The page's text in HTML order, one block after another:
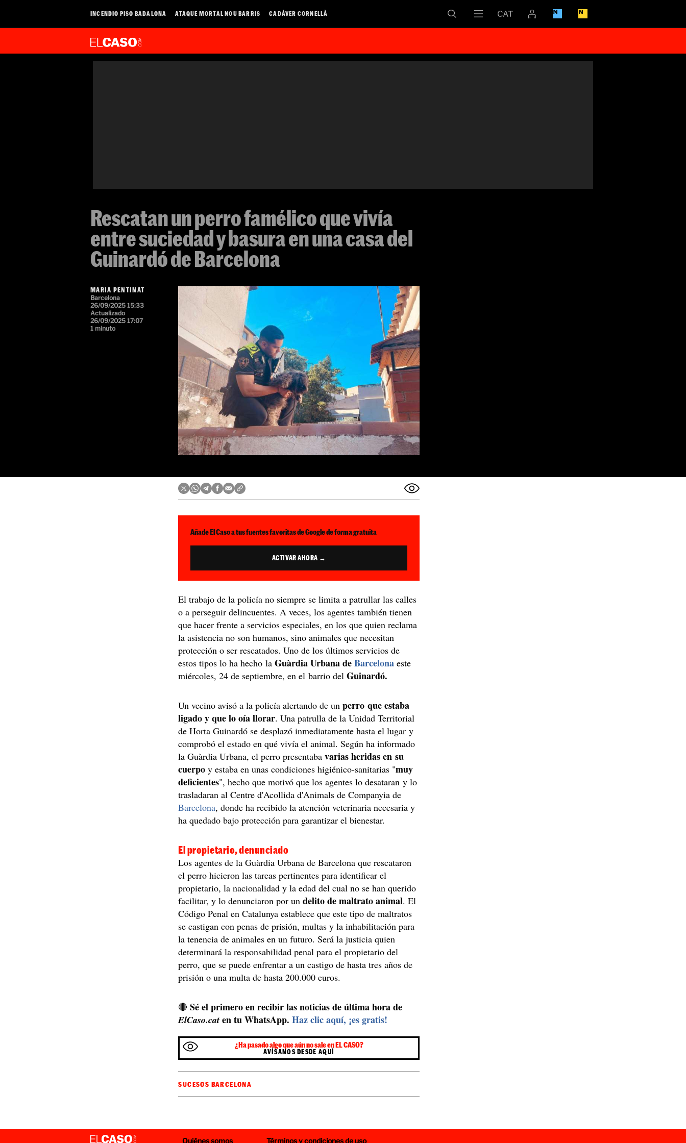
INCENDIO PISO BADALONA ATAQUE MORTAL NOU BARRIS CADÁVER CORNELLÀ
Rescatan un perro famélico que vivía
entre suciedad y basura en una casa del
Guinardó de Barcelona
MARIA PENTINAT
Barcelona
26/09/2025 15:33
Actualizado
26/09/2025 17:07
1 minuto
Añade El Caso a tus fuentes favoritas de Google de forma gratuita
ACTIVAR AHORA →
El trabajo de la policía no siempre se limita a patrullar las calles
o a perseguir delincuentes. A veces, los agentes también tienen
que hacer frente a servicios especiales, en los que quien reclama
la asistencia no son humanos, sino animales que necesitan
protección o ser rescatados. Uno de los últimos servicios de
estos tipos lo ha hecho laGuàrdia Urbana deBarcelona este
miércoles, 24 de septiembre, en el barrio delGuinardó.
Un vecino avisó a la policía alertando de unperro que estaba
ligado y que lo oía llorar. Una patrulla de la Unidad Territorial
de Horta Guinardó se desplazó inmediatamente hasta el lugar y
comprobó el estado en qué vivía el animal. Según ha informado
la Guàrdia Urbana, el perro presentabavarias heridas en su
cuerpo y estaba en unas condiciones higiénico-sanitarias "muy
deficientes", hecho que motivó que los agentes lo desataran y lo
trasladaran al Centre d'Acollida d'Animals de Companyia de
Barcelona, donde ha recibido la atención veterinaria necesaria y
ha quedado bajo protección para garantizar el bienestar.
El propietario, denunciado
Los agentes de la Guàrdia Urbana de Barcelona que rescataron
el perro hicieron las tareas pertinentes para identificar el
propietario, la nacionalidad y la edad del cual no se han querido
facilitar, y lo denunciaron por undelito de maltrato animal. El
Código Penal en Catalunya establece que este tipo de maltratos
se castigan con penas de prisión, multas y la inhabilitación para
la tenencia de animales en un futuro. Será la justicia quien
determinará la responsabilidad penal para el propietario del
perro, que se puede enfrentar a un castigo de hasta tres años de
prisión o una multa de hasta 200.000 euros.
🔴Sé el primero en recibir las noticias de última hora de
ElCaso.cat en tu WhatsApp.Haz clic aquí, ¡es gratis!
¿Ha pasado algo que aún no sale en EL CASO?
AVÍSANOS DESDE AQUÍ
SUCESOS BARCELONA
Quiénes somos Términos y condiciones de uso